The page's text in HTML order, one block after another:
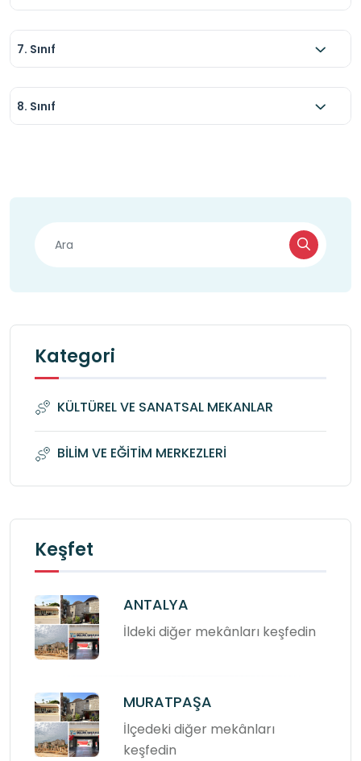
7. Sınıf
8. Sınıf
Kategori
KÜLTÜREL VE SANATSAL MEKANLAR
BİLİM VE EĞİTİM MERKEZLERİ
Keşfet
ANTALYA
İldeki diğer mekânları keşfedin
MURATPAŞA
İlçedeki diğer mekânları
keşfedin